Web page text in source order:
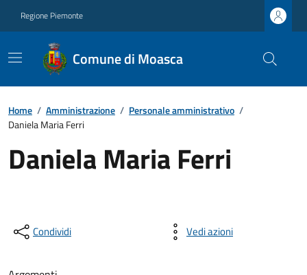
Regione Piemonte
Comune di Moasca
Home / Amministrazione / Personale amministrativo /
Daniela Maria Ferri
Daniela Maria Ferri
Condividi Vedi azioni